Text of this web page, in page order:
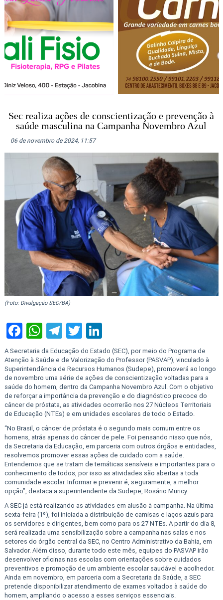
Sec realiza ações de conscientização e prevenção à
saúde masculina na Campanha Novembro Azul
06 de novembro de 2024, 11:57
(Foto: Divulgação SEC/BA)
Facebook
WhatsApp
Telegram
Twitter
LinkedIn
A Secretaria da Educação do Estado (SEC), por meio do Programa de
Atenção à Saúde e de Valorização do Professor (PASVAP), vinculado à
Superintendência de Recursos Humanos (Sudepe), promoverá ao longo
de novembro uma série de ações de conscientização voltadas para a
saúde do homem, dentro da Campanha Novembro Azul. Com o objetivo
de reforçar a importância da prevenção e do diagnóstico precoce do
câncer de próstata, as atividades ocorrerão nos 27 Núcleos Territoriais
de Educação (NTEs) e em unidades escolares de todo o Estado.
“No Brasil, o câncer de próstata é o segundo mais comum entre os
homens, atrás apenas do câncer de pele. Foi pensando nisso que nós,
da Secretaria da Educação, em parceria com outros órgãos e entidades,
resolvemos promover essas ações de cuidado com a saúde.
Entendemos que se tratam de temáticas sensíveis e importantes para o
conhecimento de todos, por isso as atividades são abertas a toda
comunidade escolar. Informar e prevenir é, seguramente, a melhor
opção”, destaca a superintendente da Sudepe, Rosário Muricy.
A SEC já está realizando as atividades em alusão à campanha. Na última
sexta-feira (1º), foi iniciada a distribuição de camisas e laços azuis para
os servidores e dirigentes, bem como para os 27 NTEs. A partir do dia 8,
será realizada uma sensibilização sobre a campanha nas salas e nos
setores do órgão central da SEC, no Centro Administrativo da Bahia, em
Salvador. Além disso, durante todo este mês, equipes do PASVAP irão
desenvolver oficinas nas escolas com orientações sobre cuidados
preventivos e promoção de um ambiente escolar saudável e acolhedor.
Ainda em novembro, em parceria com a Secretaria da Saúde, a SEC
pretende disponibilizar atendimento de exames voltados à saúde do
homem, ampliando o acesso a esses serviços essenciais.